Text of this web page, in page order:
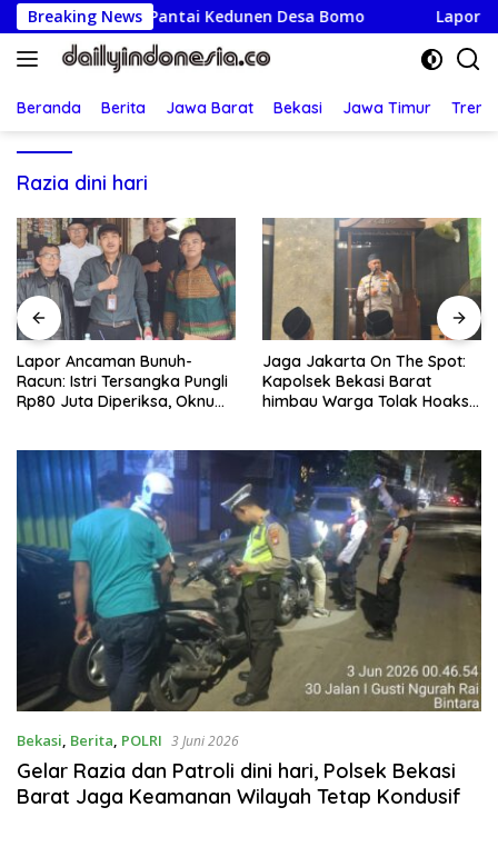
Langsung
ke
konten
Breaking NewsPantai Kedunen Desa Bomo Lapor
Beranda Berita Jawa Barat Bekasi Jawa Timur
Razia dini hari
Lapor Ancaman Bunuh-
Racun: Istri Tersangka Pungli
Rp80 Juta Diperiksa, Oknum
Jaga Jakarta On The Spot:
Kapolsek Bekasi Barat
himbau Warga Tolak Hoaks
Bekasi, Berita, POLRI 3 Juni 2026
Gelar Razia dan Patroli dini hari, Polsek Bekasi
Barat Jaga Keamanan Wilayah Tetap Kondusif